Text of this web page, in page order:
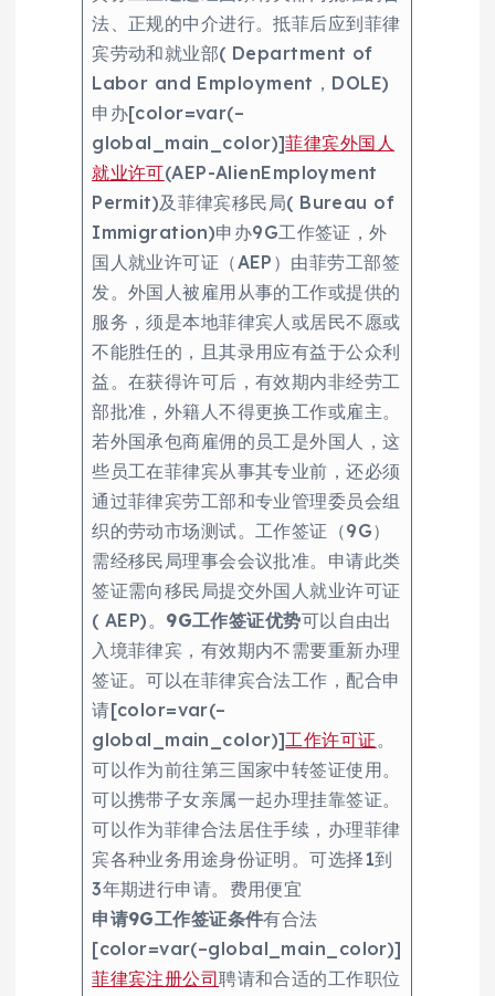
法、正规的中介进行。抵菲后应到菲律
宾劳动和就业部( Department of
Labor and Employment，DOLE)
申办[color=var(–
global_main_color)]菲律宾外国人
就业许可(AEP-AlienEmployment
Permit)及菲律宾移民局( Bureau of
Immigration)申办9G工作签证，外
国人就业许可证（AEP）由菲劳工部签
发。外国人被雇用从事的工作或提供的
服务，须是本地菲律宾人或居民不愿或
不能胜任的，且其录用应有益于公众利
益。在获得许可后，有效期内非经劳工
部批准，外籍人不得更换工作或雇主。
若外国承包商雇佣的员工是外国人，这
些员工在菲律宾从事其专业前，还必须
通过菲律宾劳工部和专业管理委员会组
织的劳动市场测试。工作签证（9G）
需经移民局理事会会议批准。申请此类
签证需向移民局提交外国人就业许可证
( AEP)。 9G工作签证优势可以自由出
入境菲律宾，有效期内不需要重新办理
签证。可以在菲律宾合法工作，配合申
请[color=var(–
global_main_color)]工作许可证。
可以作为前往第三国家中转签证使用。
可以携带子女亲属一起办理挂靠签证。
可以作为菲律合法居住手续，办理菲律
宾各种业务用途身份证明。可选择1到
3年期进行申请。费用便宜
申请9G工作签证条件有合法
[color=var(–global_main_color)]
菲律宾注册公司聘请和合适的工作职位